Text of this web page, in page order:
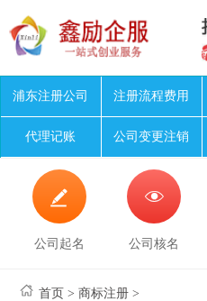
浦东注册公司 注册流程费用
代理记账 公司变更注销

公司起名

公司核名
首页 >商标注册 >